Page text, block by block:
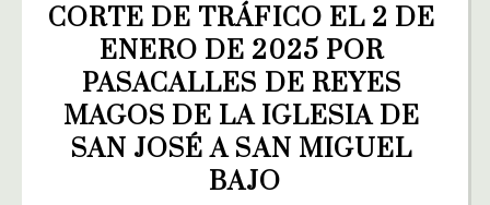
CORTE DE TRÁFICO EL 2 DE
ENERO DE 2025 POR
PASACALLES DE REYES
MAGOS DE LA IGLESIA DE
SAN JOSÉ A SAN MIGUEL
BAJO